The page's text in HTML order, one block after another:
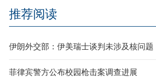
推荐阅读
伊朗外交部：伊美瑞士谈判未涉及核问题
菲律宾警方公布校园枪击案调查进展